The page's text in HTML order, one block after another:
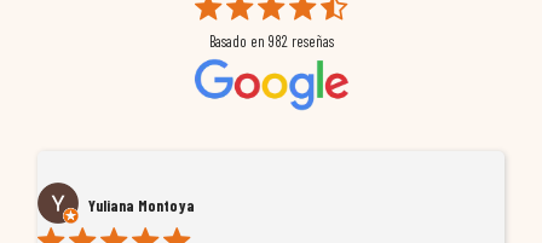
Basado en 982 reseñas
Yuliana Montoya